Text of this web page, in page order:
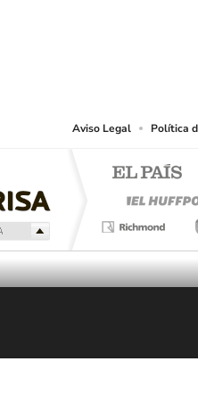
Aviso Legal Política